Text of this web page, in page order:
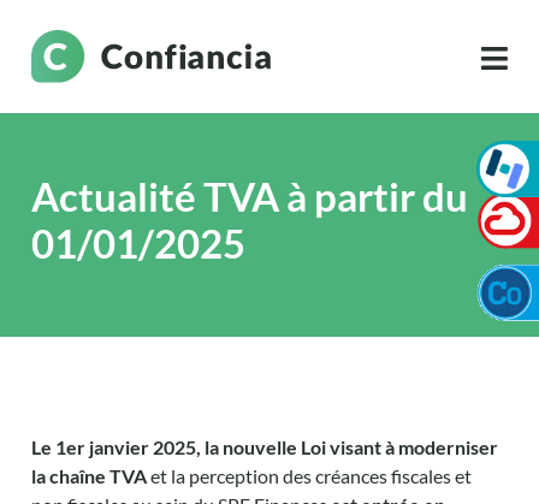
Actualité TVA à partir du
01/01/2025
Le 1er janvier 2025, la nouvelle Loi visant à moderniser
la chaîne TVAet la perception des créances fiscales et